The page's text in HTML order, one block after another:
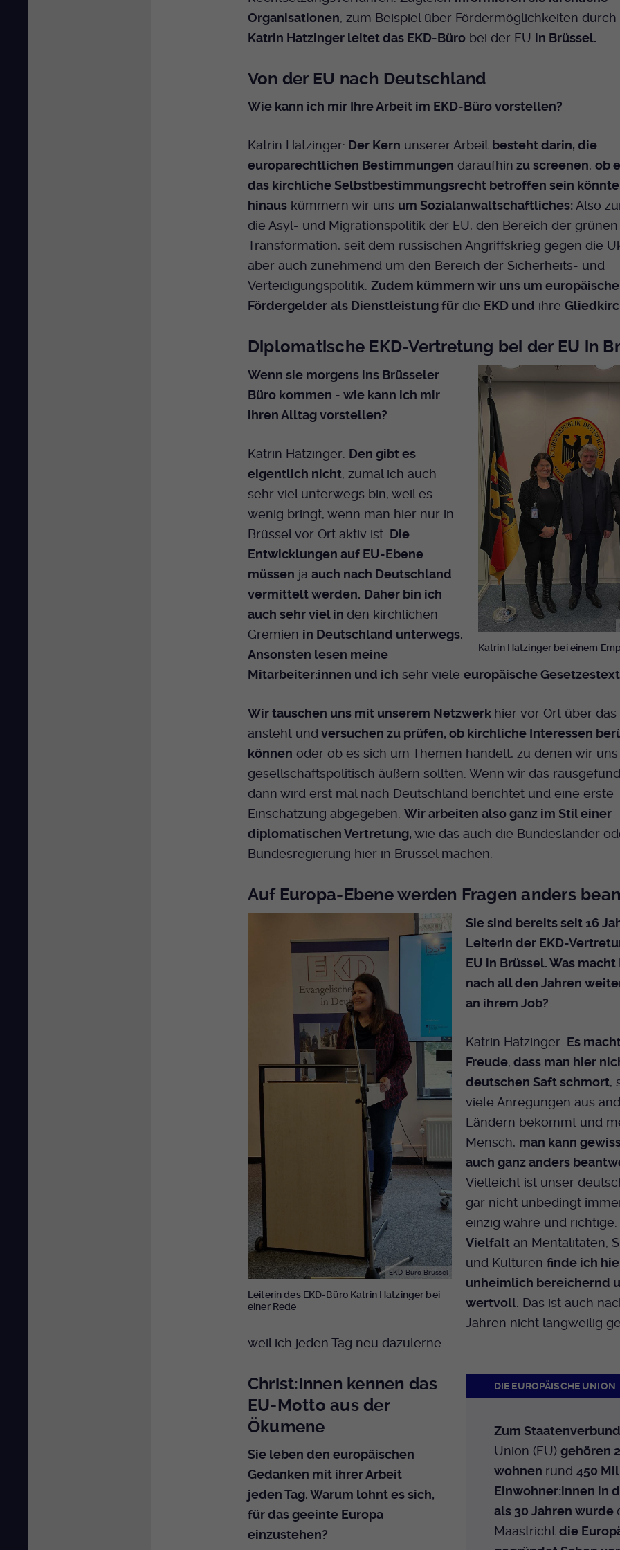
Organisationen, zum Beispiel über Fördermöglichkeiten durch
Katrin Hatzinger leitet das EKD-Bürobei der EU in Brüssel.
Von der EU nach Deutschland
Wie kann ich mir Ihre Arbeit im EKD-Büro vorstellen?
Katrin Hatzinger: Der Kern unserer Arbeit besteht darin, die
europarechtlichen Bestimmungen daraufhin zu screenen, ob
das kirchliche Selbstbestimmungsrecht betroffen sein
hinauskümmern wir uns um Sozialanwaltschaftliches: Also
die Asyl- und Migrationspolitik der EU, den Bereich der grünen
Transformation, seit dem russischen Angriffskrieg gegen die
aber auch zunehmend um den Bereich der Sicherheits- und
Verteidigungspolitik. Zudem kümmern wir uns um europäische
Fördergelder als Dienstleistung fürdie EKD und ihre
Diplomatische EKD-Vertretung bei der EU in
Katrin Hatzinger bei einem
Wenn sie morgens ins Brüsseler
Büro kommen - wie kann ich mir
ihren Alltag vorstellen?
Katrin Hatzinger: Den gibt es
eigentlich nicht, zumal ich auch
sehr viel unterwegs bin, weil es
wenig bringt, wenn man hier nur in
Brüssel vor Ort aktiv ist. Die
Entwicklungen auf EU-Ebene
müssen ja auch nach Deutschland
vermittelt werden. Daher bin ich
auch sehr viel in den kirchlichen
Gremien in Deutschland unterwegs.
Ansonsten lesen meine
Mitarbeiter:innen und ich sehr viele europäische
Wir tauschen uns mit unserem Netzwerk hier vor Ort über das
ansteht und versuchen zu prüfen, ob kirchliche Interessen
können oder ob es sich um Themen handelt, zu denen wir uns
gesellschaftspolitisch äußern sollten. Wenn wir das
dann wird erst mal nach Deutschland berichtet und eine erste
Einschätzung abgegeben. Wir arbeiten also ganz im Stil einer
diplomatischen Vertretung, wie das auch die Bundesländer
Bundesregierung hier in Brüssel machen.
Auf Europa-Ebene werden Fragen anders
EKD-Büro Brüssel
Leiterin des EKD-Büro Katrin Hatzinger bei
einer Rede
Sie sind bereits seit 16
Leiterin der EKD-
EU in Brüssel. Was macht
nach all den Jahren
an ihrem Job?
Katrin Hatzinger: Es
Freude, dass man hier
deutschen Saft schmort,
viele Anregungen aus
Ländern bekommt und
Mensch, man kann
auch ganz anders
Vielleicht ist unser
gar nicht unbedingt
einzig wahre und richtige.
Vielfalt an Mentalitäten,
und Kulturenfinde ich
unheimlich bereichernd
wertvoll. Das ist auch
Jahren nicht langweilig
weil ich jeden Tag neu dazulerne.
DIE EUROPÄISCHE UNION
Zum Staatenverbund
Union (EU) gehören
wohnen rund 450
Einwohner:innen in
als 30 Jahren wurde
Maastricht die
Christ:innen kennen das
EU-Motto aus der
Ökumene
Sie leben den europäischen
Gedanken mit ihrer Arbeit
jeden Tag. Warum lohnt es sich,
für das geeinte Europa
einzustehen?
Zweck
PHP Daten Identifikator, der gesetzt wird wenn
Name uid
Laufzeit Ende der Sitzung
Zweck
Webseite.
Name cookie_optin-[n]
Anbieter EKHN
Ansonsten 1 Monat.
Dient zur Speicherung der Cookie Opt-In
Einstellungen. Eine optionale Nummer nach
dem Namen gibt lediglich eine
Versionsnummer an.
Anbieter Medienhaus der EKHN GmbH
Zweck
Einstellungen
Spotify
TikTok